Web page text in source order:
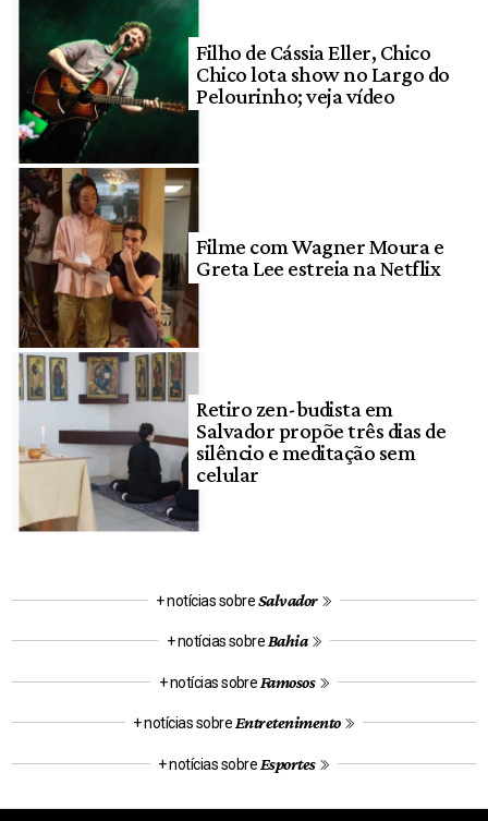
Filho de Cássia Eller, Chico
Chico lota show no Largo do
Pelourinho; veja vídeo
Filme com Wagner Moura e
Greta Lee estreia na Netflix
Retiro zen-budista em
Salvador propõe três dias de
silêncio e meditação sem
celular
+ notícias sobreSalvador
+ notícias sobre Bahia
+ notícias sobre Famosos
+ notícias sobre Entretenimento
+ notícias sobre Esportes